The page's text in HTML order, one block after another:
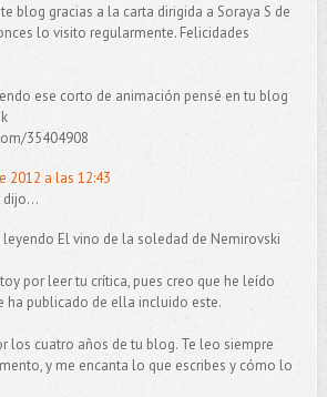
blog gracias a la carta dirigida a Soraya S de
lo visito regularmente. Felicidades
ese corto de animación pensé en tu blog
35404908
2012 a las 12:43
dijo...
leyendo El vino de la soledad de Nemirovski
por leer tu crítica, pues creo que he leído
ha publicado de ella incluido este.
los cuatro años de tu blog. Te leo siempre
y me encanta lo que escribes y cómo lo